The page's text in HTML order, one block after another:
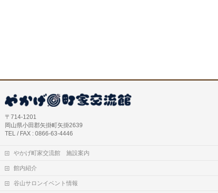
〒714-1201
岡山県小田郡矢掛町矢掛2639
TEL / FAX : 0866-63-4446
やかげ町家交流館 施設案内
館内紹介
谷山サロンイベント情報